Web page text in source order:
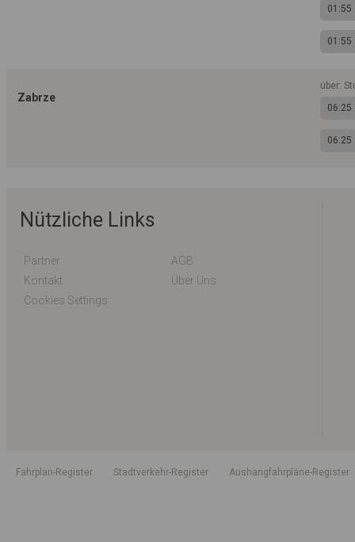
01:55
01:55
Zabrze
über:
06:25
06:25
Nützliche Links
Partner
AGB
Kontakt
Über Uns
Cookies Settings
Fahrplan-Register Stadtverkehr-Register Aushangfahrpläne-Register